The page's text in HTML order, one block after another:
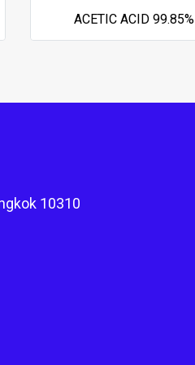
ACETIC ACID 99.85%
10310